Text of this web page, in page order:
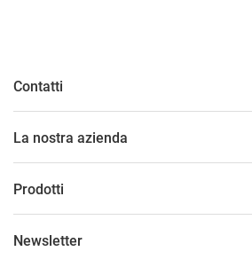
Contatti
La nostra azienda
Prodotti
Newsletter